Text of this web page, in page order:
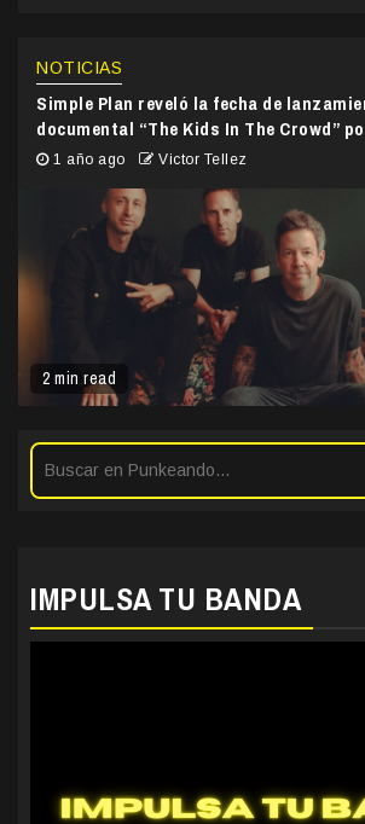
2 min read
NOTICIAS
Simple Plan reveló la fecha de
documental “The Kids In The Crowd”
1 año ago Victor Tellez
IMPULSA TU BANDA